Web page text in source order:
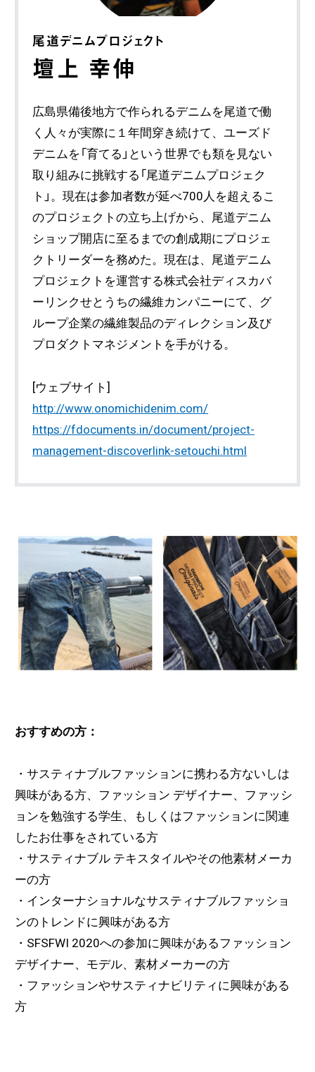
尾道デニムプロジェクト
壇上 幸伸
広島県備後地方で作られるデニムを尾道で働
く人々が実際に１年間穿き続けて、ユーズド
デニムを「育てる」という世界でも類を見ない
取り組みに挑戦する「尾道デニムプロジェク
ト」。現在は参加者数が延べ700人を超えるこ
のプロジェクトの立ち上げから、尾道デニム
ショップ開店に至るまでの創成期にプロジェ
クトリーダーを務めた。現在は、尾道デニム
プロジェクトを運営する株式会社ディスカバ
ーリンクせとうちの繊維カンパニーにて、グ
ループ企業の繊維製品のディレクション及び
プロダクトマネジメントを手がける。
[ウェブサイト]
http://www.onomichidenim.com/
https://fdocuments.in/document/project-
management-discoverlink-setouchi.html
おすすめの方：
・サスティナブルファッションに携わる方ないしは
興味がある方、ファッション デザイナー、ファッシ
ョンを勉強する学生、もしくはファッションに関連
したお仕事をされている方
・サスティナブル テキスタイルやその他素材メーカ
ーの方
・インターナショナルなサスティナブルファッショ
ンのトレンドに興味がある方
・SFSFWI 2020への参加に興味があるファッション
デザイナー、モデル、素材メーカーの方
・ファッションやサスティナビリティに興味がある
方